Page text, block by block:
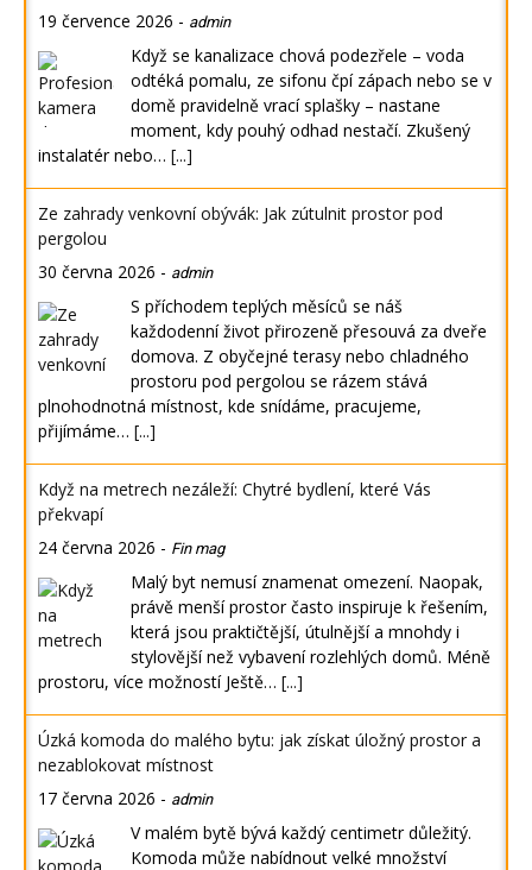
19 července 2026 - admin
Když se kanalizace chová podezřele – voda
odtéká pomalu, ze sifonu čpí zápach nebo se v
domě pravidelně vrací splašky – nastane
moment, kdy pouhý odhad nestačí. Zkušený
instalatér nebo… [...]
Ze zahrady venkovní obývák: Jak zútulnit prostor pod
pergolou
30 června 2026 - admin
S příchodem teplých měsíců se náš
každodenní život přirozeně přesouvá za dveře
domova. Z obyčejné terasy nebo chladného
prostoru pod pergolou se rázem stává
plnohodnotná místnost, kde snídáme, pracujeme,
přijímáme… [...]
Když na metrech nezáleží: Chytré bydlení, které Vás
překvapí
24 června 2026 - Fin mag
Malý byt nemusí znamenat omezení. Naopak,
právě menší prostor často inspiruje k řešením,
která jsou praktičtější, útulnější a mnohdy i
stylovější než vybavení rozlehlých domů. Méně
prostoru, více možností Ještě… [...]
Úzká komoda do malého bytu: jak získat úložný prostor a
nezablokovat místnost
17 června 2026 - admin
V malém bytě bývá každý centimetr důležitý.
Komoda může nabídnout velké množství